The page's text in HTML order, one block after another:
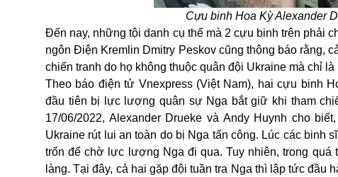
Cựu binh Hoa Kỳ Alexander
Đến nay, những tội danh cụ thể mà 2 cựu binh trên phải
ngôn Điện Kremlin Dmitry Peskov cũng thông báo rằng,
chiến tranh do họ không thuộc quân đội Ukraine mà chỉ
Theo báo điện tử Vnexpress (Việt Nam), hai cựu binh
đầu tiên bị lực lượng quân sự Nga bắt giữ khi tham
17/06/2022, Alexander Drueke và Andy Huynh cho
Ukraine rút lui an toàn do bị Nga tấn công. Lúc các binh
trốn để chờ lực lượng Nga đi qua. Tuy nhiên, trong
làng. Tại đây, cả hai gặp đội tuần tra Nga thì lập tức đầu